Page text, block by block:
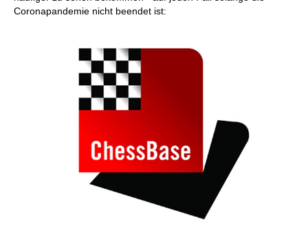
Coronapandemie nicht beendet ist: